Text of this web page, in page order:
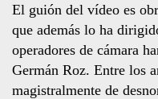
El guión del vídeo es
que además lo ha
operadores de cámara
Germán Roz. Entre los
magistralmente de